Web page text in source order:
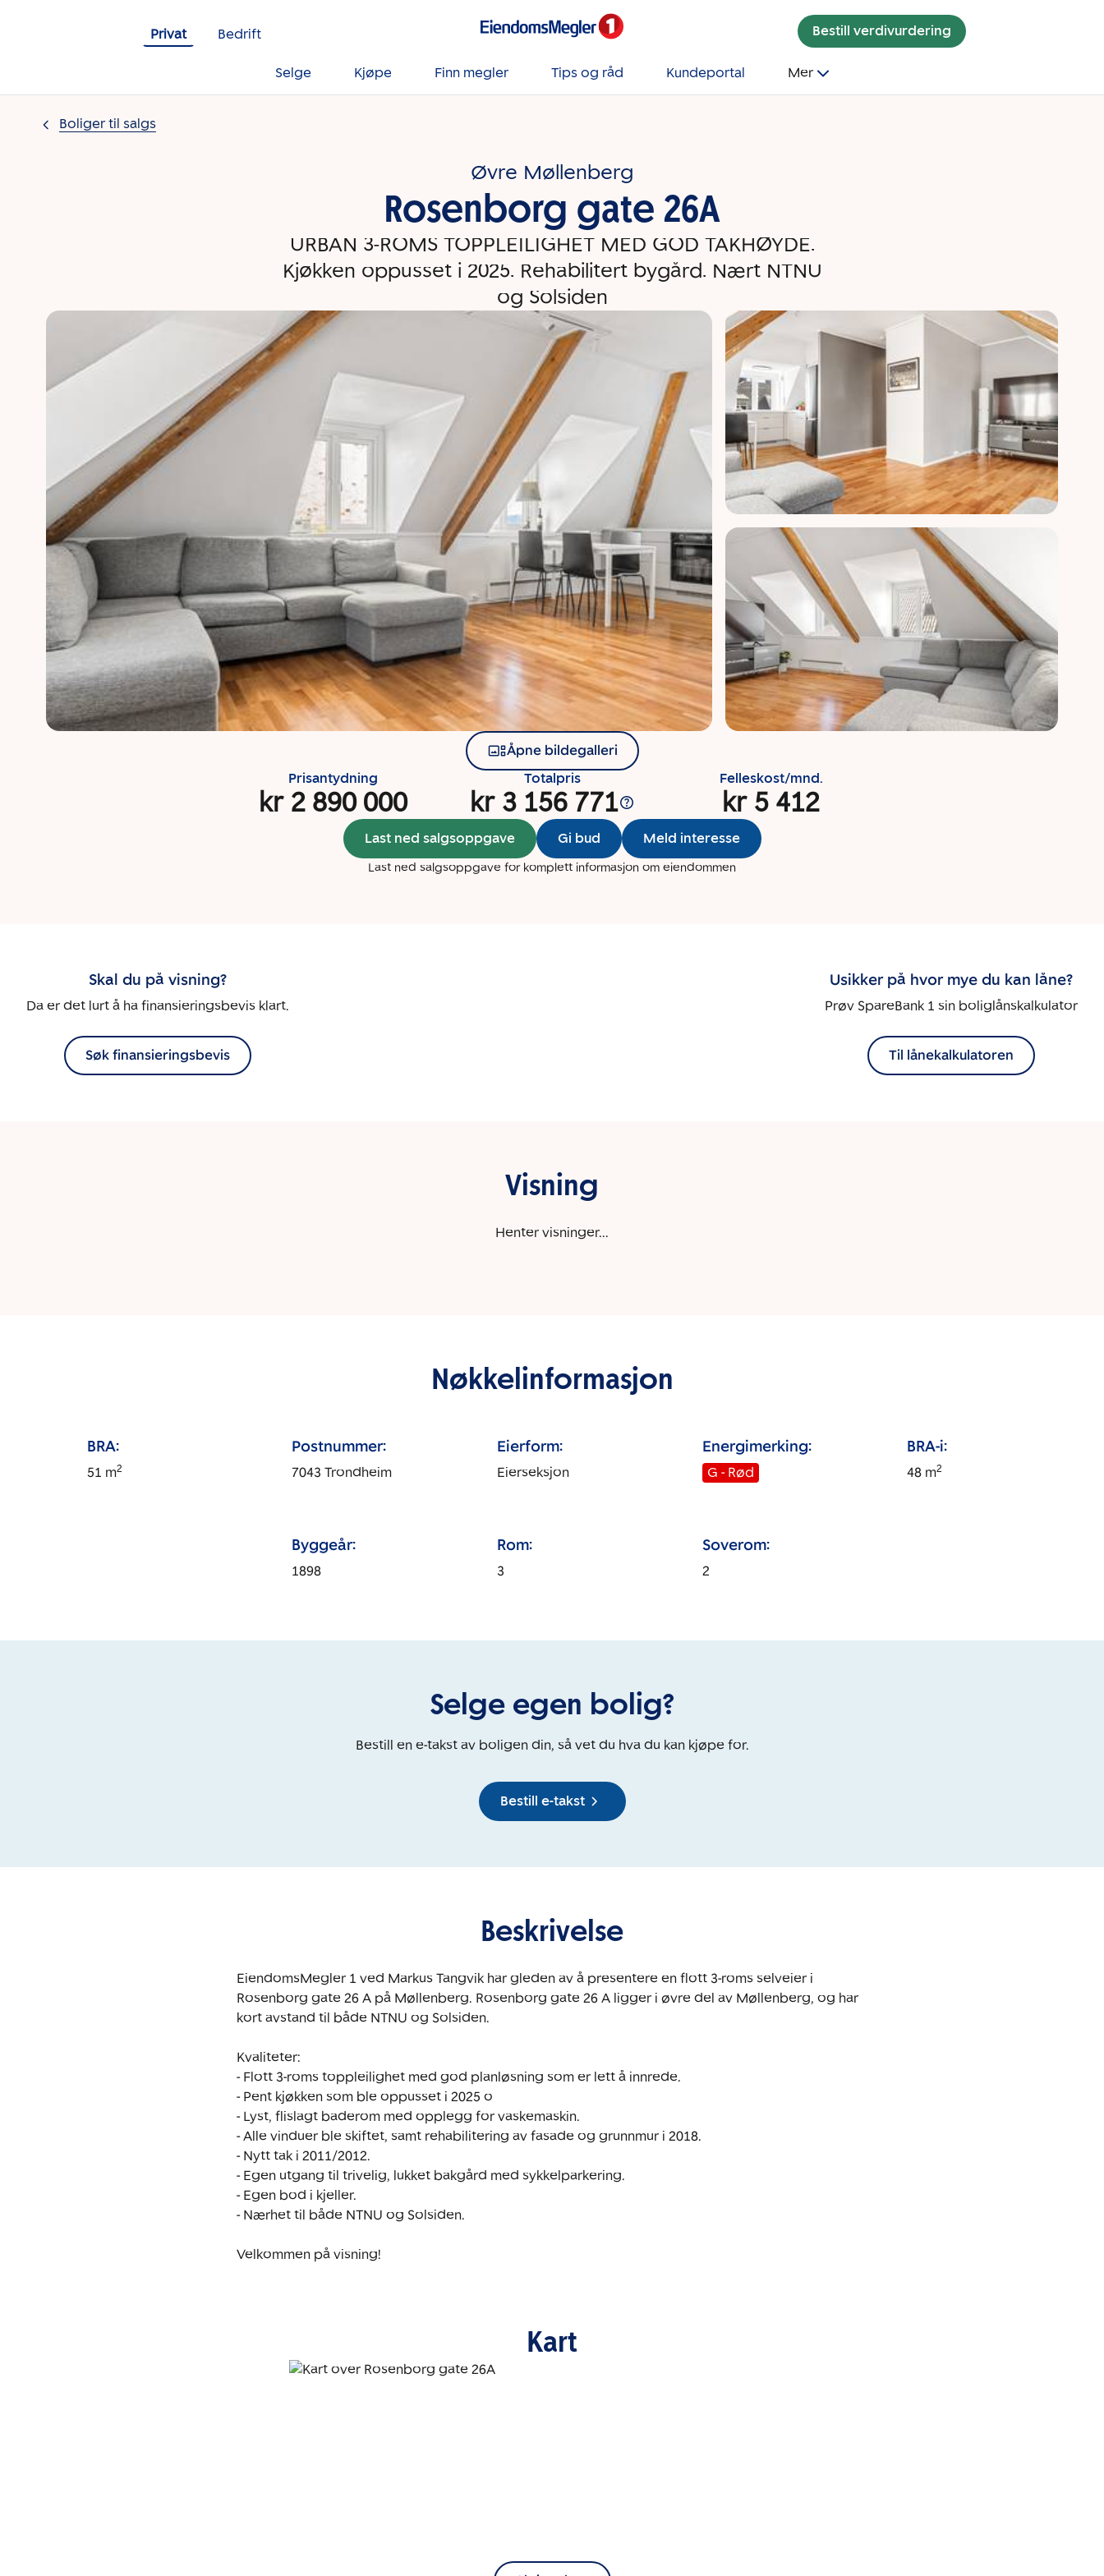
Privat
Bedrift Bestill verdivurdering
Selge Kjøpe Finn megler Tips og råd Kundeportal Mer
Boliger til salgs
Øvre Møllenberg
Rosenborg gate 26A
URBAN 3-ROMS TOPPLEILIGHET MED GOD TAKHØYDE.
Kjøkken oppusset i 2025. Rehabilitert bygård. Nært NTNU
og Solsiden
Åpne bildegalleri
Prisantydning
kr 2 890 000
Totalpris
kr 3 156 771
Felleskost/mnd.
kr 5 412
Last ned salgsoppgave Gi bud Meld interesse
Last ned salgsoppgave for komplett informasjon om eiendommen
Skal du på visning?
Da er det lurt å ha finansieringsbevis klart.
Søk finansieringsbevis
Usikker på hvor mye du kan låne?
Prøv SpareBank 1 sin boliglånskalkulator
Til lånekalkulatoren
Visning
Henter visninger...
Nøkkelinformasjon
BRA:
51 m2
Postnummer:
7043 Trondheim
Eierform:
Eierseksjon
Energimerking:
G - Rød
BRA-i:
48 m2
Byggeår:
1898
Rom:
3
Soverom:
2
Selge egen bolig?
Bestill en e-takst av boligen din, så vet du hva du kan kjøpe for.
Bestill e-takst
Beskrivelse
EiendomsMegler 1 ved Markus Tangvik har gleden av å presentere en flott 3-roms selveier i
Rosenborg gate 26 A på Møllenberg. Rosenborg gate 26 A ligger i øvre del av Møllenberg, og har
kort avstand til både NTNU og Solsiden.
Kvaliteter:
- Flott 3-roms toppleilighet med god planløsning som er lett å innrede.
- Pent kjøkken som ble oppusset i 2025 o
- Lyst, flislagt baderom med opplegg for vaskemaskin.
- Alle vinduer ble skiftet, samt rehabilitering av fasade og grunnmur i 2018.
- Nytt tak i 2011/2012.
- Egen utgang til trivelig, lukket bakgård med sykkelparkering.
- Egen bod i kjeller.
- Nærhet til både NTNU og Solsiden.
Velkommen på visning!
Kart